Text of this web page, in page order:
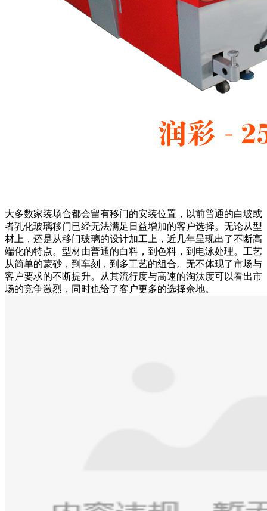
大多数家装场合都会留有移门的安装位置，以前普通的白玻或
者乳化玻璃移门已经无法满足日益增加的客户选择。无论从型
材上，还是从移门玻璃的设计加工上，近几年呈现出了不断高
端化的特点。型材由普通的白料，到色料，到电泳处理。工艺
从简单的蒙砂，到车刻，到多工艺的组合。无不体现了市场与
客户要求的不断提升。从其流行度与高速的淘汰度可以看出市
场的竞争激烈，同时也给了客户更多的选择余地。